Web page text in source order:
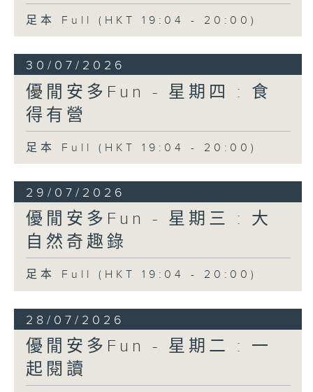
足本 Full (HKT 19:04 - 20:00)
30/07/2026
優閒安多Fun - 星期四 : 食
得有營
足本 Full (HKT 19:04 - 20:00)
29/07/2026
優閒安多Fun - 星期三 : 大
自然奇趣錄
足本 Full (HKT 19:04 - 20:00)
28/07/2026
優閒安多Fun - 星期二 : 一
起閱讀